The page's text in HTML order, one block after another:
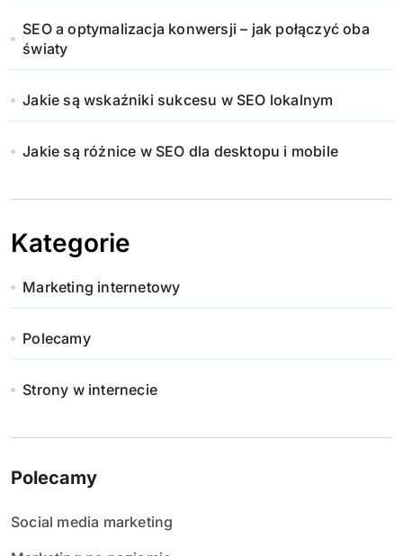
SEO a optymalizacja konwersji – jak połączyć oba
światy
Jakie są wskaźniki sukcesu w SEO lokalnym
Jakie są różnice w SEO dla desktopu i mobile
Kategorie
Marketing internetowy
Polecamy
Strony w internecie
Polecamy
Social media marketing